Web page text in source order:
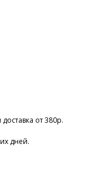
от 380р.
дней.